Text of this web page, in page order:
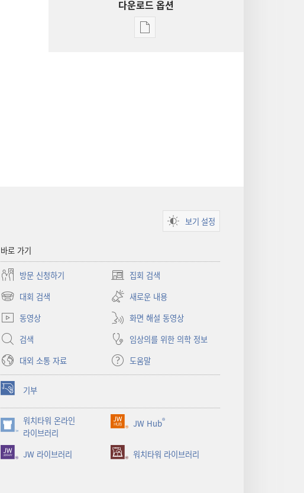
다운로드 옵션
출판물
보기 설정
바로 가기
방문 신청하기 집회 검색
(새로운
창
열기)
대회 검색
(새로운
창
새로운 내용
동영상
화면 해설 동영상
검색
임상의를 위한 의학 정보
대외 소통 자료
도움말
기부
(새로운
창
열기)
워치타워 온라인
라이브러리
(새로운
창
열기)
JW Hub®
(새로운
열기)
JW 라이브러리 워치타워 라이브러리